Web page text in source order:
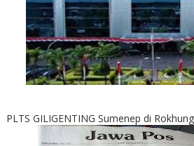
PLTS GILIGENTING Sumenep di Rokhung